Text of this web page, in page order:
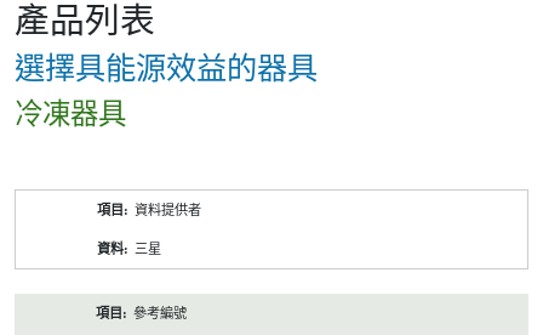
產品列表
選擇具能源效益的器具
冷凍器具
資料提供者
三星
參考編號